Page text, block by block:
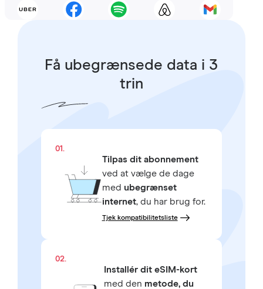
Få ubegrænsede data i 3
trin
01.
Tilpas dit abonnement
ved at vælge de dage
med ubegrænset
internet, du har brug for.
Tjek kompatibilitetsliste
02.
Installér dit eSIM-kort
med den metode, du